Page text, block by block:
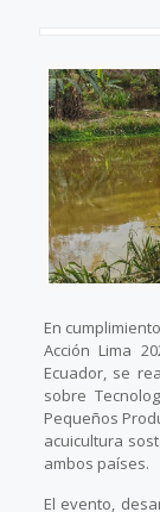
En
Acción Lima
Ecuador, se
sobre
Pequeños
acuicultura
ambos países.
El evento,